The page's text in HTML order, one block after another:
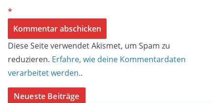
*
Diese Seite verwendet Akismet, um Spam zu
reduzieren. Erfahre, wie deine Kommentardaten
verarbeitet werden..
Neueste Beiträge